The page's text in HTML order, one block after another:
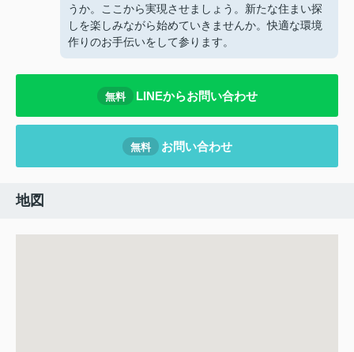
うか。ここから実現させましょう。新たな住まい探
しを楽しみながら始めていきませんか。快適な環境
作りのお手伝いをして参ります。
無料 LINEからお問い合わせ
無料 お問い合わせ
地図